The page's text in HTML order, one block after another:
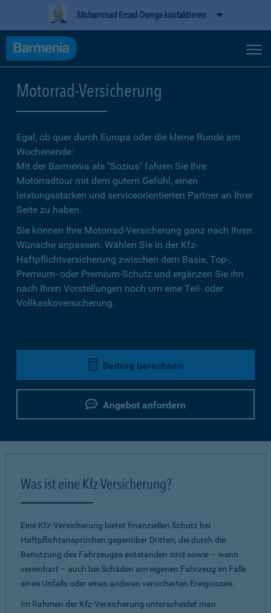
Mohammad Emad Owega kontaktieren
Motorrad-Versicherung
Egal, ob quer durch Europa oder die kleine Runde am
Wochenende:
Mit der Barmenia als "Sozius" fahren Sie Ihre
Motorradtour mit dem gutem Gefühl, einen
leistungsstarken und serviceorientierten Partner an Ihrer
Seite zu haben.
Sie können Ihre Motorrad-Versicherung ganz nach Ihren
Wünsche anpassen: Wählen Sie in der Kfz-
Haftpflichtversicherung zwischen dem Basis, Top-,
Premium- oder Premium-Schutz und ergänzen Sie ihn
nach Ihren Vorstellungen noch um eine Teil- oder
Vollkaskoversicherung.
Beitrag berechnen
Angebot anfordern
Was ist eine Kfz-Versicherung?
Eine Kfz-Versicherung bietet finanziellen Schutz bei
Haftpflichtansprüchen gegenüber Dritten, die durch die
Benutzung des Fahrzeuges entstanden sind sowie – wenn
vereinbart – auch bei Schäden am eigenen Fahrzeug im Falle
eines Unfalls oder eines anderen versicherten Ereignisses.
Im Rahmen der Kfz-Versicherung unterscheidet man